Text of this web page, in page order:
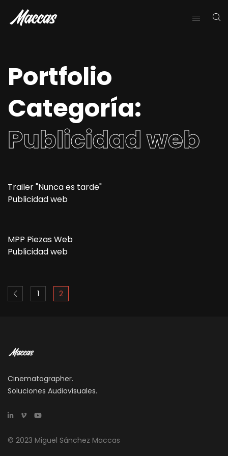
Portfolio
Categoría:
Publicidad web
Trailer "Nunca es tarde"
Publicidad web
MPP Piezas Web
Publicidad web
1 2
Cinematographer.
Soluciones Audiovisuales.
© 2023 Miguel Sánchez Maccas